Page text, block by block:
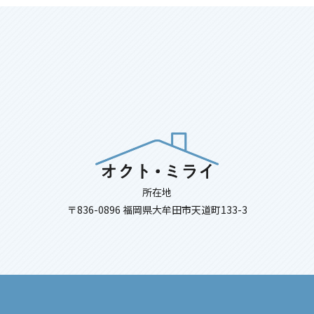
所在地
〒836-0896 福岡県大牟田市天道町133-3